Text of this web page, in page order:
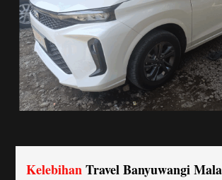
KelebihanTravel Banyuwangi